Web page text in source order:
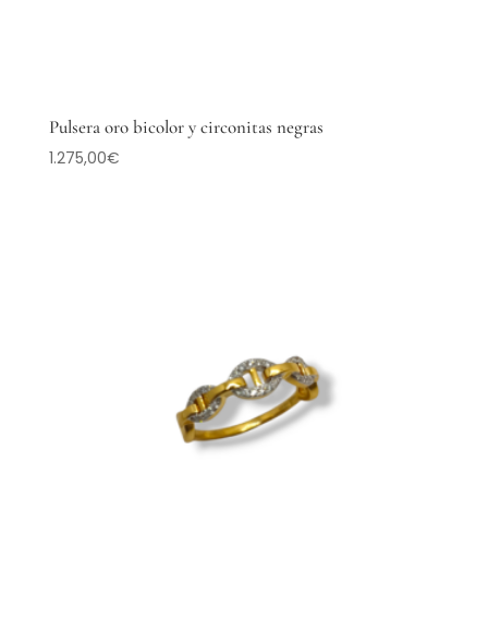
Pulsera oro bicolor y circonitas negras
1.275,00€